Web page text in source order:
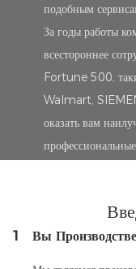
подобным
За годы работы
всестороннее
Fortune 500,
Walmart,
оказать вам
1 Вы